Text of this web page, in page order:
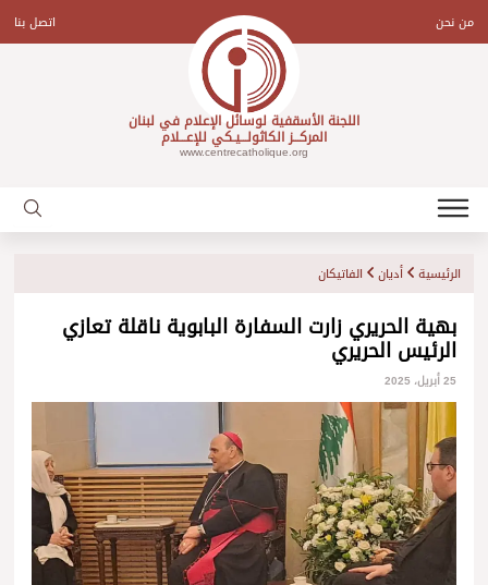
contentمن نحن اتصل بنا
اللجنة الأسقفية لوسائل الإعلام في لبنان
المركـــز الكاثولـــيـكي للإعـــلام
www.centrecatholique.org
الرئيسية أديان الفاتيكان
بهية الحريري زارت السفارة البابوية ناقلة تعازي
الرئيس الحريري
25 أبريل، 2025